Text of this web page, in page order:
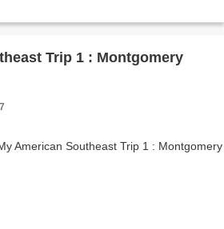
Trip 1 : Montgomery